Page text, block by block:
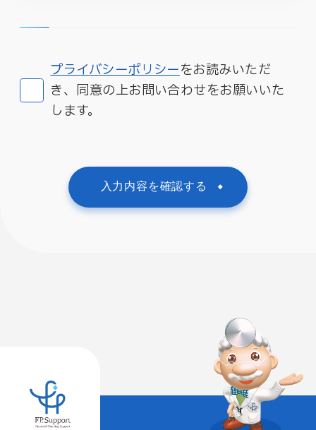
プライバシーポリシーをお読みいただ
き、同意の上お問い合わせをお願いいた
します。
入力内容を確認する